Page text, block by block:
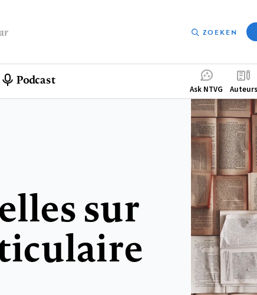
ZOEKEN
Podcast
menu
Ask NTVG Auteurs
sur